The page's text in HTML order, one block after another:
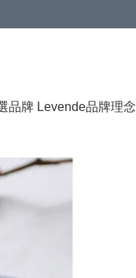
品牌 Levende品牌理念